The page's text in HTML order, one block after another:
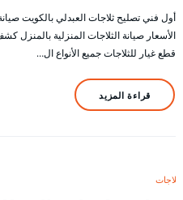
أول فني تصليح ثلاجات العبدلي بالكويت
الأسعار صيانة الثلاجات المنزلية بالمنزل
قطع غيار للثلاجات جميع الأنواع ال…
قراءة المزيد
ثلاجات